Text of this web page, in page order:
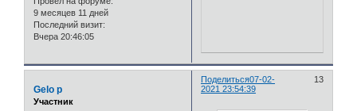
9 месяцев 11 дней
Последний визит:
Вчера 20:46:05
Поделиться 13
07-02-
2021 23:54:39
Gelo p
Участник